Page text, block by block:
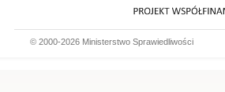
© 2000-2026 Ministerstwo Sprawiedliwości